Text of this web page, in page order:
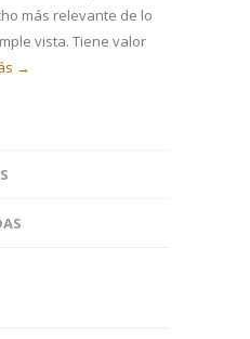
más relevante de lo
vista. Tiene valor
→